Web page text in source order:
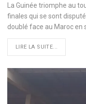
La Guinée triomphe au
finales qui se sont
doublé face au Maroc en
LIRE LA SUITE...